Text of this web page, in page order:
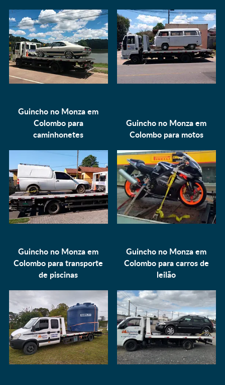
Guincho no Monza em
Colombo para
caminhonetes
Guincho no Monza em
Colombo para motos
Guincho no Monza em
Colombo paratransporte
de piscinas
Guincho no Monza em
Colombo paracarros de
leilão